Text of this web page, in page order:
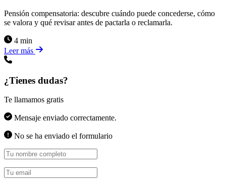
Pensión compensatoria: descubre cuándo puede concederse, cómo
se valora y qué revisar antes de pactarla o reclamarla.
4 min
Leer más
¿Tienes dudas?
Te llamamos gratis
Mensaje enviado correctamente.
No se ha enviado el formulario